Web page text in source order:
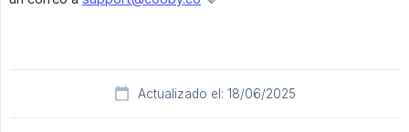
Actualizado el: 18/06/2025